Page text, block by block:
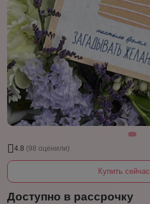
4.8 (98 оценили)
Купить сейчас
Доступно в рассрочку